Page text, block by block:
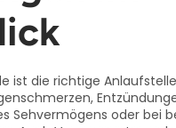
ist die richtige
Sehvermögens oder bei